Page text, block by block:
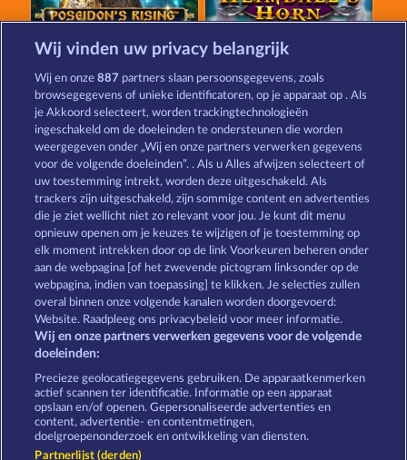
Poseidon's Rising
Demi Gods IV - The Golden Era Gates Of Ishtar
Algemene voorwaarden Privacyverklaring
Colofon Bedrijf FAQ
Partnerprogramma Facebook
Terugbetalingsverzoek indienen
Wij vinden uw privacy belangrijk
Wij en onze887 partners slaan persoonsgegevens, zoals
browsegegevens of unieke identificatoren, op je apparaat op . Als
je Akkoord selecteert, worden trackingtechnologieën
ingeschakeld om de doeleinden te ondersteunen die worden
weergegeven onder „Wij en onze partners verwerken gegevens
voor de volgende doeleinden”. . Als u Alles afwijzen selecteert of
uw toestemming intrekt, worden deze uitgeschakeld. Als
trackers zijn uitgeschakeld, zijn sommige content en advertenties
die je ziet wellicht niet zo relevant voor jou. Je kunt dit menu
opnieuw openen om je keuzes te wijzigen of je toestemming op
elk moment intrekken door op de link Voorkeuren beheren onder
aan de webpagina [of het zwevende pictogram linksonder op de
webpagina, indien van toepassing] te klikken. Je selecties zullen
overal binnen onze volgende kanalen worden doorgevoerd:
Website. Raadpleeg ons privacybeleid voor meer informatie.
Wij en onze partners verwerken gegevens voor de volgende
doeleinden:
Precieze geolocatiegegevens gebruiken. De apparaatkenmerken
actief scannen ter identificatie. Informatie op een apparaat
opslaan en/of openen. Gepersonaliseerde advertenties en
content, advertentie- en contentmetingen,
doelgroepenonderzoek en ontwikkeling van diensten.
Partnerlijst (derden)